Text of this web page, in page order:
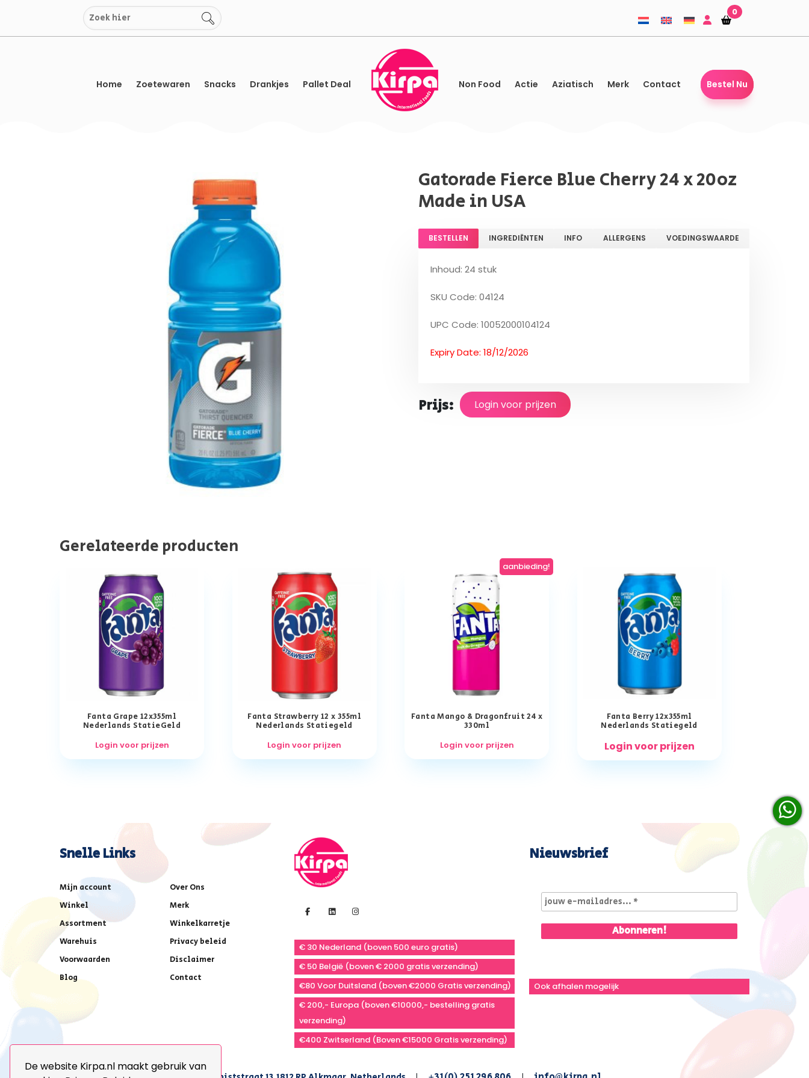
De website Kirpa.nl maakt gebruik van
inhoud
Winkelmandje
Winkelmandje
0
Home Zoetewaren Snacks Drankjes Pallet Deal Non Food Actie Aziatisch Merk Contact Bestel Nu
Gatorade Fierce Blue Cherry 24 x 20oz
Made in USA
BESTELLEN INGREDIËNTEN INFO ALLERGENS VOEDINGSWAARDE
Inhoud: 24 stuk
SKU Code: 04124
UPC Code: 10052000104124
Expiry Date: 18/12/2026
Prijs: Login voor prijzen
Gerelateerde producten
Fanta Grape 12x355ml
Nederlands StatieGeld
Login voor prijzen
Fanta Strawberry 12 x 355ml
Nederlands Statiegeld
Login voor prijzen
aanbieding!
Fanta Mango & Dragonfruit 24 x
330ml
Login voor prijzen
Fanta Berry 12x355ml
Nederlands Statiegeld
Login voor prijzen
Snelle Links
Mijn account
Over Ons
Winkel
Merk
Assortment
Winkelkarretje
Warehuis
Privacy beleid
Voorwaarden
Disclaimer
Blog
Contact
€ 30 Nederland (boven 500 euro gratis)
€ 50 België (boven € 2000 gratis verzending)
€80 Voor Duitsland (boven €2000 Gratis verzending)
€ 200,- Europa (boven €10000,- bestelling gratis
verzending)
€400 Zwitserland (Boven €15000 Gratis verzending)
Nieuwsbrief
Ook afhalen mogelijk